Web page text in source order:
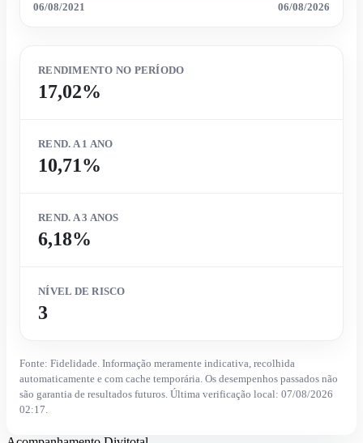
06/08/2021 06/08/2026
RENDIMENTO NO PERÍODO
17,02%
REND. A 1 ANO
10,71%
REND. A 3 ANOS
6,18%
NÍVEL DE RISCO
3
Fonte: Fidelidade. Informação meramente indicativa, recolhida
automaticamente e com cache temporária. Os desempenhos passados não
são garantia de resultados futuros. Última verificação local: 07/08/2026
02:17.